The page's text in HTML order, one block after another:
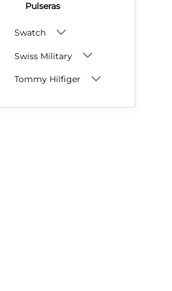
Pulseras
Swatch
Swiss Military
Tommy Hilfiger